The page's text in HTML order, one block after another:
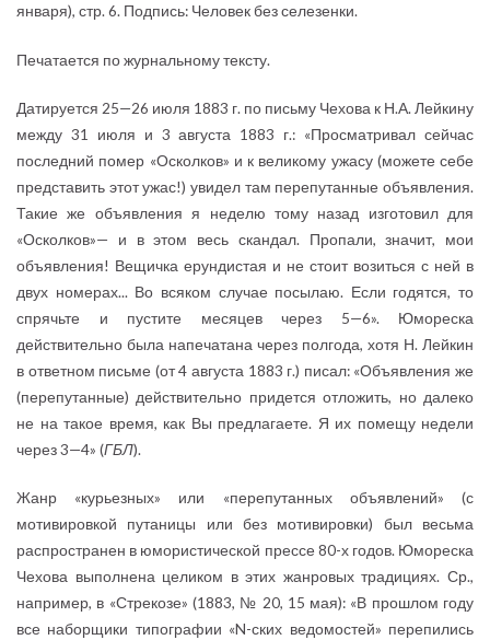
января), стр. 6. Подпись: Человек без селезенки.
Печатается по журнальному тексту.
Датируется 25—26 июля 1883 г. по письму Чехова к Н.А. Лейкину
между 31 июля и 3 августа 1883 г.: «Просматривал сейчас
последний помер «Осколков» и к великому ужасу (можете себе
представить этот ужас!) увидел там перепутанные объявления.
Такие же объявления я неделю тому назад изготовил для
«Осколков»— и в этом весь скандал. Пропали, значит, мои
объявления! Вещичка ерундистая и не стоит возиться с ней в
двух номерах... Во всяком случае посылаю. Если годятся, то
спрячьте и пустите месяцев через 5—6». Юмореска
действительно была напечатана через полгода, хотя Н. Лейкин
в ответном письме (от 4 августа 1883 г.) писал: «Объявления же
(перепутанные) действительно придется отложить, но далеко
не на такое время, как Вы предлагаете. Я их помещу недели
через 3—4» (ГБЛ).
Жанр «курьезных» или «перепутанных объявлений» (с
мотивировкой путаницы или без мотивировки) был весьма
распространен в юмористической прессе 80-х годов. Юмореска
Чехова выполнена целиком в этих жанровых традициях. Ср.,
например, в «Стрекозе» (1883, № 20, 15 мая): «В прошлом году
все наборщики типографии «N-ских ведомостей» перепились